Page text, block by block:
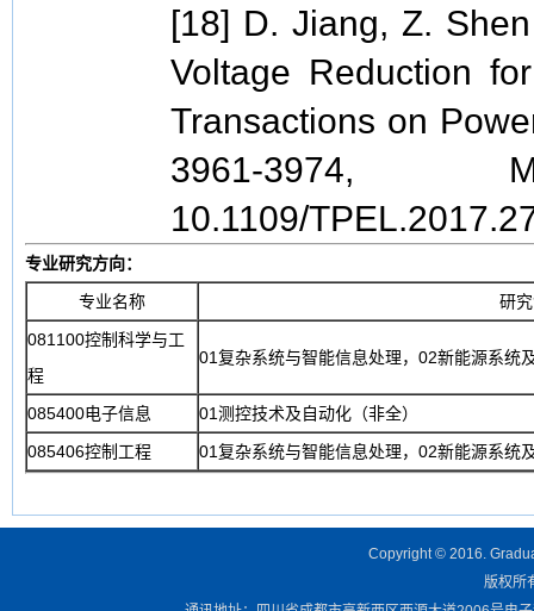
[18] D. Jiang, Z.
Voltage Reduction
Transactions on
3961-
10.1109/
专业研究方向：
专业名称
研
081100控制科学与工
程
01复杂系统与智能信息处理，02新能源系统
085400电子信息
01测控技术及自动化（非全）
085406控制工程
01复杂系统与智能信息处理，02新能源系统
Copyright © 2016.
版权所